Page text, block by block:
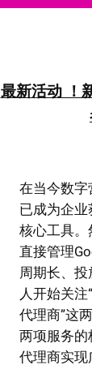
最新活动 ！
在当今数
已成为企
核心工具。
直接管理
周期长、
人开始关注
代理商”这
两项服务
代理商实现